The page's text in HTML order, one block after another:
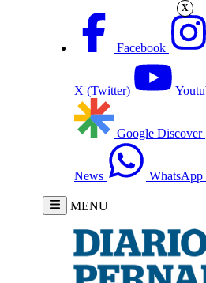
Facebook
X (Twitter)
Google Discover
News WhatsApp
MENU
X